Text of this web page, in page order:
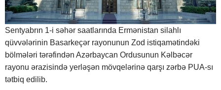
Sentyabrın 1-i səhər saatlarında Ermənistan silahlı
qüvvələrinin Basarkeçər rayonunun Zod istiqamətindəki
bölmələri tərəfindən Azərbaycan Ordusunun Kəlbəcər
rayonu ərazisində yerləşən mövqelərinə qarşı zərbə PUA-sı
tətbiq edilib.